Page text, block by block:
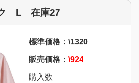
ク L 在庫27
標準価格：\1320
販売価格： \924
購入数